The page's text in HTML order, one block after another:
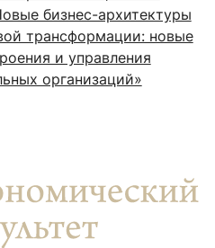
бизнес-архитектуры
трансформации: новые
и управления
организаций»